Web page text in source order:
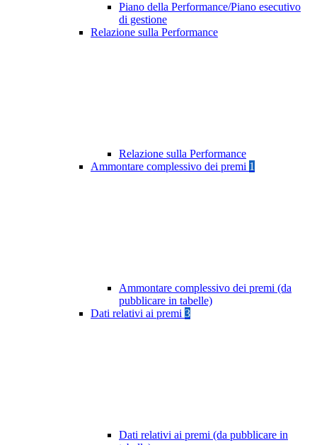
Piano della Performance/Piano esecutivo
di gestione
Relazione sulla Performance
Relazione sulla Performance
Ammontare complessivo dei premi 1
Ammontare complessivo dei premi (da
pubblicare in tabelle)
Dati relativi ai premi 3
Dati relativi ai premi (da pubblicare in